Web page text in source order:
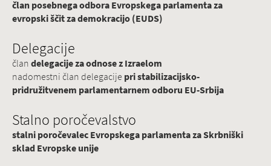
član posebnega odbora Evropskega parlamenta za
evropski ščit za demokracijo (EUDS)
Delegacije
člandelegacije za odnose z Izraelom
nadomestni član delegacije pri stabilizacijsko-
pridružitvenem parlamentarnem odboru EU-Srbija
Stalno poročevalstvo
stalni poročevalec Evropskega parlamenta za Skrbniški
sklad Evropske unije